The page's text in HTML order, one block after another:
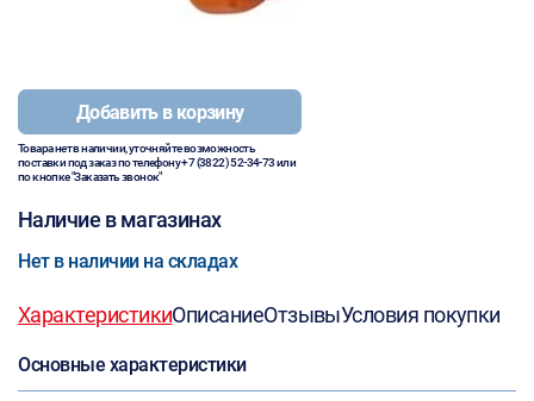
Добавить в корзину
Товара нет в наличии, уточняйте возможность
поставки под заказ по телефону+7 (3822) 52-34-73или
по кнопке "Заказать звонок"
Наличие в магазинах
Нет в наличии на складах
ХарактеристикиОписаниеОтзывыУсловия покупки
Основные характеристики